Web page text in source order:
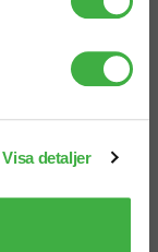
Visa detaljer